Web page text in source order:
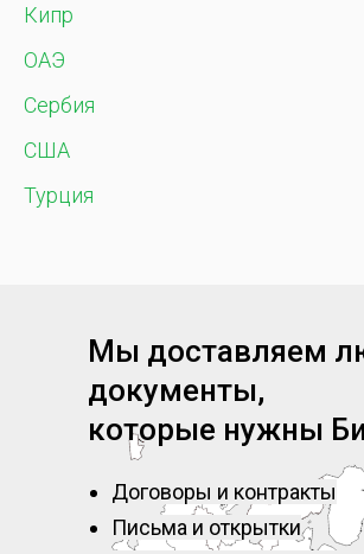
Кипр
ОАЭ
Сербия
США
Турция
Мы доставляем
документы,
которые нужны
Договоры и контракты
Письма и открытки